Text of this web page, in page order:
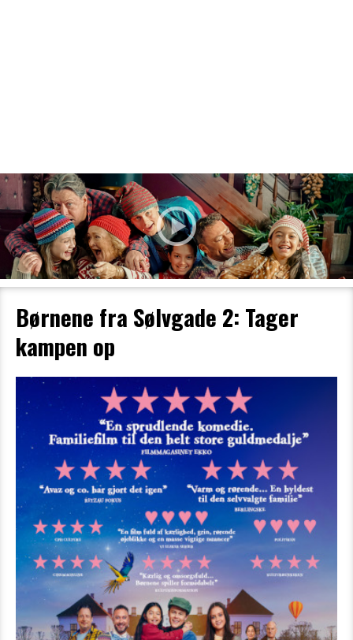
Børnene fra Sølvgade 2: Tager
kampen op